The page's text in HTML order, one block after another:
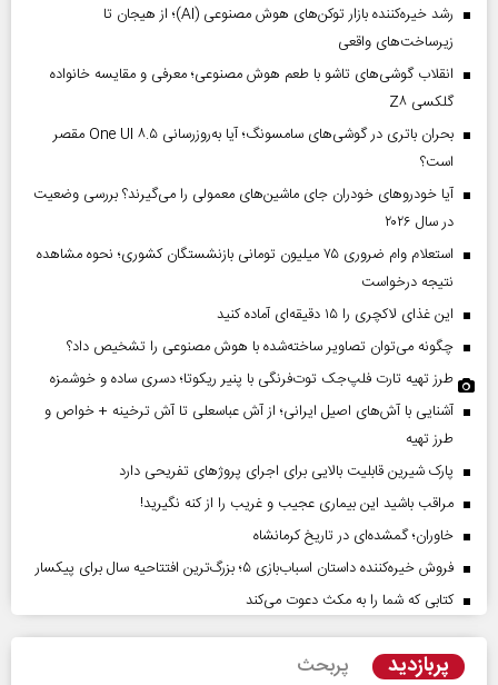
رشد خیره‌کننده بازار توکن‌های هوش مصنوعی (AI)؛ از هیجان تا
زیرساخت‌های واقعی
انقلاب گوشی‌های تاشو‌ با طعم هوش مصنوعی؛ معرفی و مقایسه خانواده
گلکسی Z۸
بحران باتری در گوشی‌های سامسونگ؛ آیا به‌روزرسانی One UI ۸.۵ مقصر
است؟
آیا خودروهای خودران جای ماشین‌های معمولی را می‌گیرند؟ بررسی وضعیت
در سال ۲۰۲۶
استعلام وام ضروری ۷۵ میلیون تومانی بازنشستگان کشوری؛ نحوه مشاهده
نتیجه درخواست
این غذای لاکچری را ۱۵ دقیقه‌ای آماده کنید
چگونه می‌توان تصاویر ساخته‌شده با هوش مصنوعی را تشخیص داد؟
طرز تهیه تارت فلپ‌جک توت‌فرنگی با پنیر ریکوتا؛ دسری ساده و خوشمزه
آشنایی با آش‌های اصیل ایرانی؛ از آش عباسعلی تا آش ترخینه + خواص و
طرز تهیه
پارک شیرین قابلیت‌ بالایی برای اجرای پروژهای تفریحی دارد
مراقب باشید این بیماری عجیب و غریب را از کنه نگیرید!
خاوران؛ گمشده‌ای در تاریخ کرمانشاه
فروش خیره‌کننده داستان اسباب‌بازی ۵؛ بزرگ‌ترین افتتاحیه سال برای پیکسار
کتابی که شما را به مکث دعوت می‌کند
پربازدید پربحث